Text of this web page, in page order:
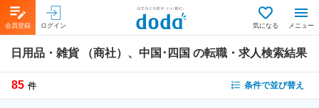
会員登録 ログイン 気になる メニュー
日用品・雑貨 （商社）、中国･四国 の転職・求人検索結果
85 件 条件で並び替え